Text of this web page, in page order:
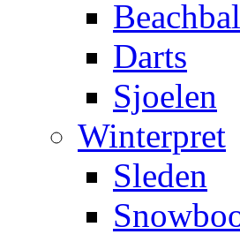
Darts
Sjoelen
Winterpret
Sleden